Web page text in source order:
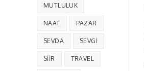
MUTLULUK
NAAT PAZAR
SEVDA SEVGI
SIIR TRAVEL